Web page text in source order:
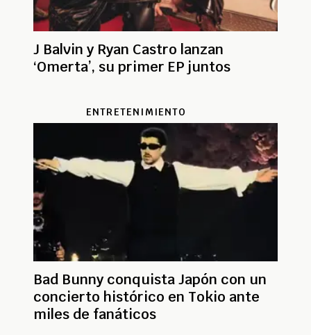
J Balvin y Ryan Castro lanzan
‘Omerta’, su primer EP juntos
ENTRETENIMIENTO
Bad Bunny conquista Japón con un
concierto histórico en Tokio ante
miles de fanáticos